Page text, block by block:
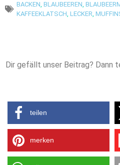
BACKEN, BLAUBEEREN,
KAFFEEKLATSCH, LECKER,
Dir gefällt unser Beitrag? Dann
teilen
merken